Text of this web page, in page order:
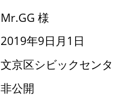
Mr.GG 様
2019年9日月1日
文京区シビックセン
非公開